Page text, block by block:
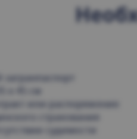
x 45 см
или ​​распоряжение
страхования
судимости